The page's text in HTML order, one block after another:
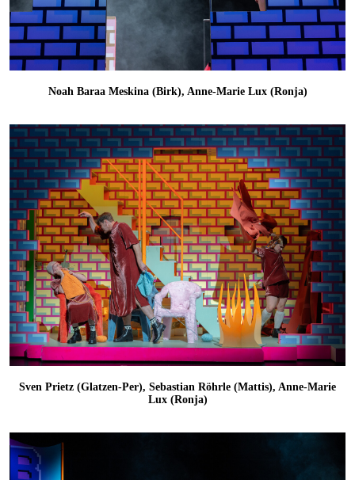
Noah Baraa Meskina (Birk), Anne-Marie Lux (Ronja)
Sven Prietz (Glatzen-Per), Sebastian Röhrle (Mattis), Anne-Marie
Lux (Ronja)